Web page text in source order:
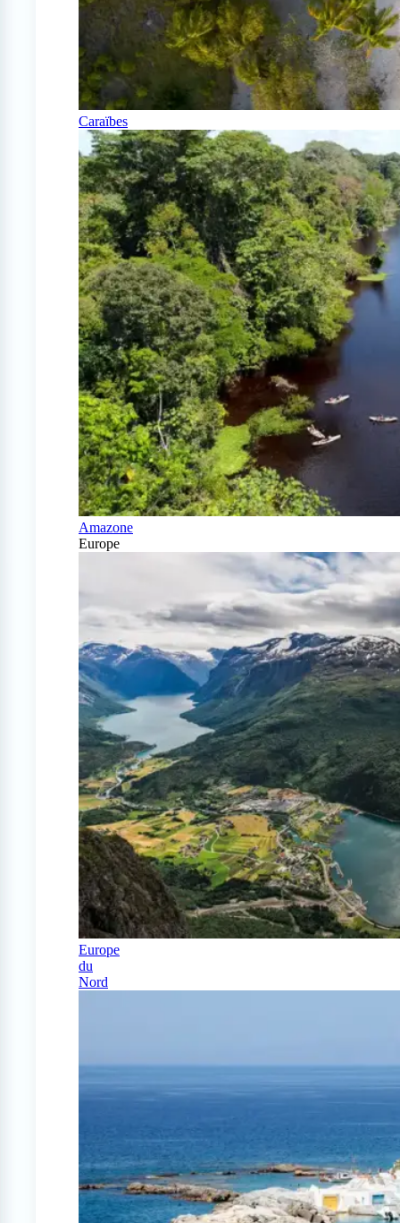
Caraïbes
Amazone
Europe
Europe
du
Nord